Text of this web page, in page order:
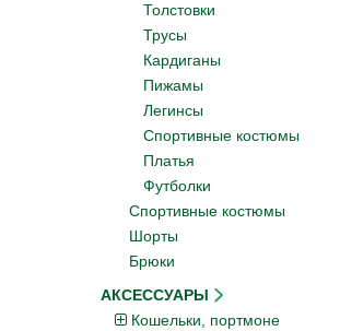
Толстовки
Трусы
Кардиганы
Пижамы
Легинсы
Спортивные костюмы
Платья
Футболки
Спортивные костюмы
Шорты
Брюки
АКСЕССУАРЫ
Кошельки, портмоне